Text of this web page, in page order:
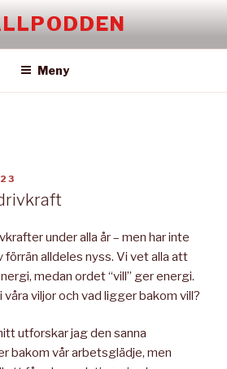
Meny
under alla år – men har inte
alldeles nyss. Vi vet alla att
medan ordet “vill” ger energi.
viljor och vad ligger bakom vill?
utforskar jag den sanna
bakom vår arbetsglädje, men